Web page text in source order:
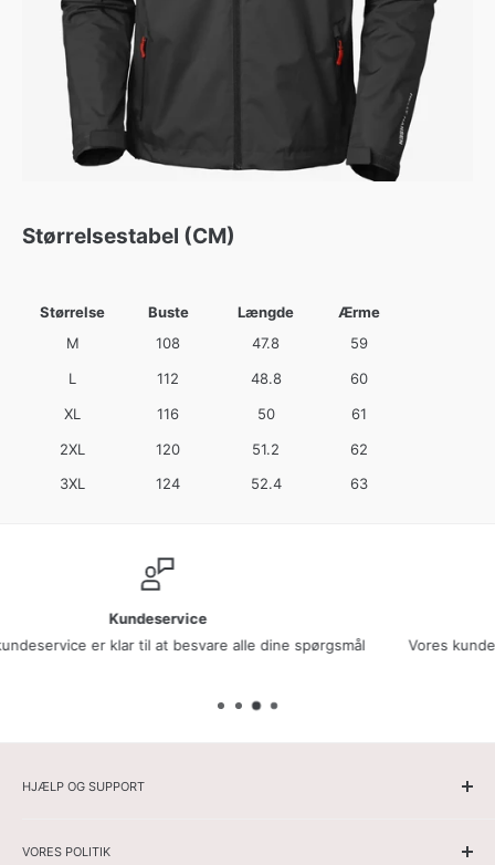
Størrelsestabel (CM)
Størrelse Buste Længde
Ærme
M
108 47.8
59
L
112 48.8
60
XL
116 50
61
2XL
120 51.2
62
3XL
124 52.4 63
Kundetilfredshed
Vores kunder har givet os en vurdering på 9.3/10 baseret på mere
HJÆLP OG SUPPORT
Herrer
VORES POLITIK